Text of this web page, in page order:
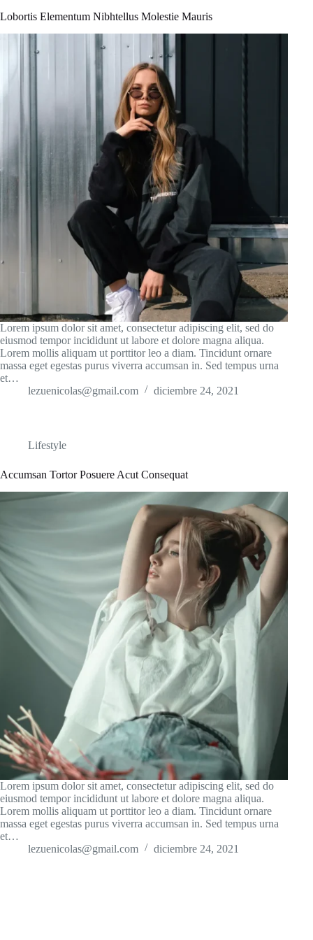
Lobortis Elementum Nibhtellus Molestie Mauris
Lorem ipsum dolor sit amet, consectetur adipiscing elit, sed do
eiusmod tempor incididunt ut labore et dolore magna aliqua.
Lorem mollis aliquam ut porttitor leo a diam. Tincidunt ornare
massa eget egestas purus viverra accumsan in. Sed tempus urna
et…
lezuenicolas@gmail.com
diciembre 24, 2021
Lifestyle
Accumsan Tortor Posuere Acut Consequat
Lorem ipsum dolor sit amet, consectetur adipiscing elit, sed do
eiusmod tempor incididunt ut labore et dolore magna aliqua.
Lorem mollis aliquam ut porttitor leo a diam. Tincidunt ornare
massa eget egestas purus viverra accumsan in. Sed tempus urna
et…
lezuenicolas@gmail.com
diciembre 24, 2021